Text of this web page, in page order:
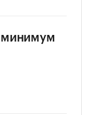
минимум